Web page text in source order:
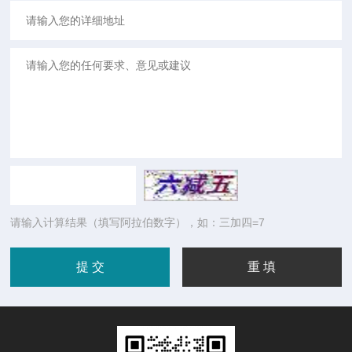
请输入计算结果（填写阿拉伯数字），如：三加四=7